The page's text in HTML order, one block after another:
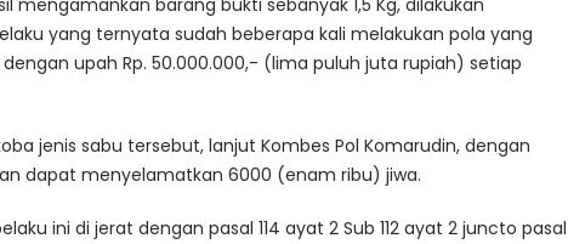
mengamankan barang bukti sebanyak 1,5 Kg, dilakukan
yang ternyata sudah beberapa kali melakukan pola yang
upah Rp. 50.000.000,- (lima puluh juta rupiah) setiap
jenis sabu tersebut, lanjut Kombes Pol Komarudin, dengan
dapat menyelamatkan 6000 (enam ribu) jiwa.
ini di jerat dengan pasal 114 ayat 2 Sub 112 ayat 2 juncto pasal